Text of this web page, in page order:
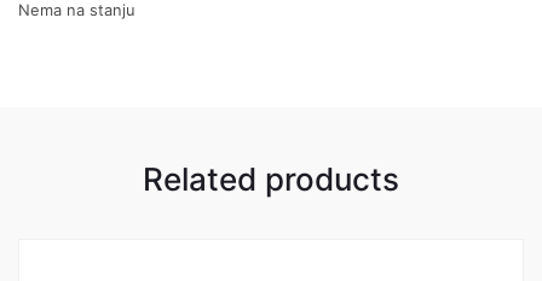
Nema na stanju
Related products